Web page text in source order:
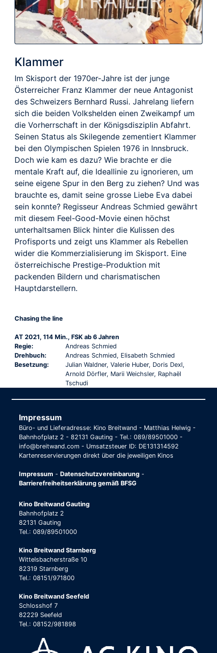
Klammer
Im Skisport der 1970er-Jahre ist der junge
Österreicher Franz Klammer der neue Antagonist
des Schweizers Bernhard Russi. Jahrelang liefern
sich die beiden Volkshelden einen Zweikampf um
die Vorherrschaft in der Königsdisziplin Abfahrt.
Seinen Status als Skilegende zementiert Klammer
bei den Olympischen Spielen 1976 in Innsbruck.
Doch wie kam es dazu? Wie brachte er die
mentale Kraft auf, die Ideallinie zu ignorieren, um
seine eigene Spur in den Berg zu ziehen? Und was
brauchte es, damit seine grosse Liebe Eva dabei
sein konnte? Regisseur Andreas Schmied gewährt
mit diesem Feel-Good-Movie einen höchst
unterhaltsamen Blick hinter die Kulissen des
Profisports und zeigt uns Klammer als Rebellen
wider die Kommerzialisierung im Skisport. Eine
österreichische Prestige-Produktion mit
packenden Bildern und charismatischen
Hauptdarstellern.
Chasing the line
AT 2021, 114 Min., FSK ab 6 Jahren
Regie:
Andreas Schmied
Drehbuch:
Andreas Schmied, Elisabeth Schmied
Besetzung:
Julian Waldner, Valerie Huber, Doris Dexl,
Arnold Dörfler, Marii Weichsler, Raphaël
Tschudi
Impressum
Büro- und Lieferadresse: Kino Breitwand - Matthias Helwig -
Bahnhofplatz 2 - 82131 Gauting - Tel.: 089/89501000 -
info@breitwand.com - Umsatzsteuer ID: DE131314592
Kartenreservierungen direkt über die jeweiligen Kinos
Impressum - Datenschutzvereinbarung -
Barrierefreiheitserklärung gemäß BFSG
Kino Breitwand Gauting
Bahnhofplatz 2
82131 Gauting
Tel.: 089/89501000
Kino Breitwand Starnberg
Wittelsbacherstraße 10
82319 Starnberg
Tel.: 08151/971800
Kino Breitwand Seefeld
Schlosshof 7
82229 Seefeld
Tel.: 08152/981898